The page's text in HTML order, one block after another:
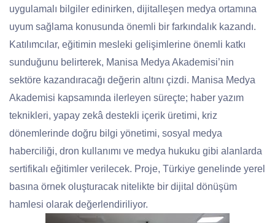
uygulamalı bilgiler edinirken, dijitalleşen medya ortamına
uyum sağlama konusunda önemli bir farkındalık kazandı.
Katılımcılar, eğitimin mesleki gelişimlerine önemli katkı
sunduğunu belirterek, Manisa Medya Akademisi’nin
sektöre kazandıracağı değerin altını çizdi. Manisa Medya
Akademisi kapsamında ilerleyen süreçte; haber yazım
teknikleri, yapay zekâ destekli içerik üretimi, kriz
dönemlerinde doğru bilgi yönetimi, sosyal medya
haberciliği, dron kullanımı ve medya hukuku gibi alanlarda
sertifikalı eğitimler verilecek. Proje, Türkiye genelinde yerel
basına örnek oluşturacak nitelikte bir dijital dönüşüm
hamlesi olarak değerlendiriliyor.